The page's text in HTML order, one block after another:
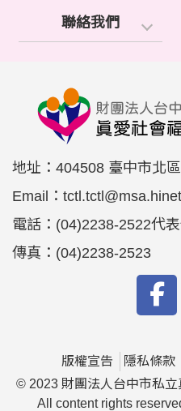
聯絡我們
地址： 404508 臺中市北
Email：
電話： (04)2238-2522代
傳真： (04)2238-2523
版權宣告 隱私條款
© 2023 財團法人台中市私
All content rights